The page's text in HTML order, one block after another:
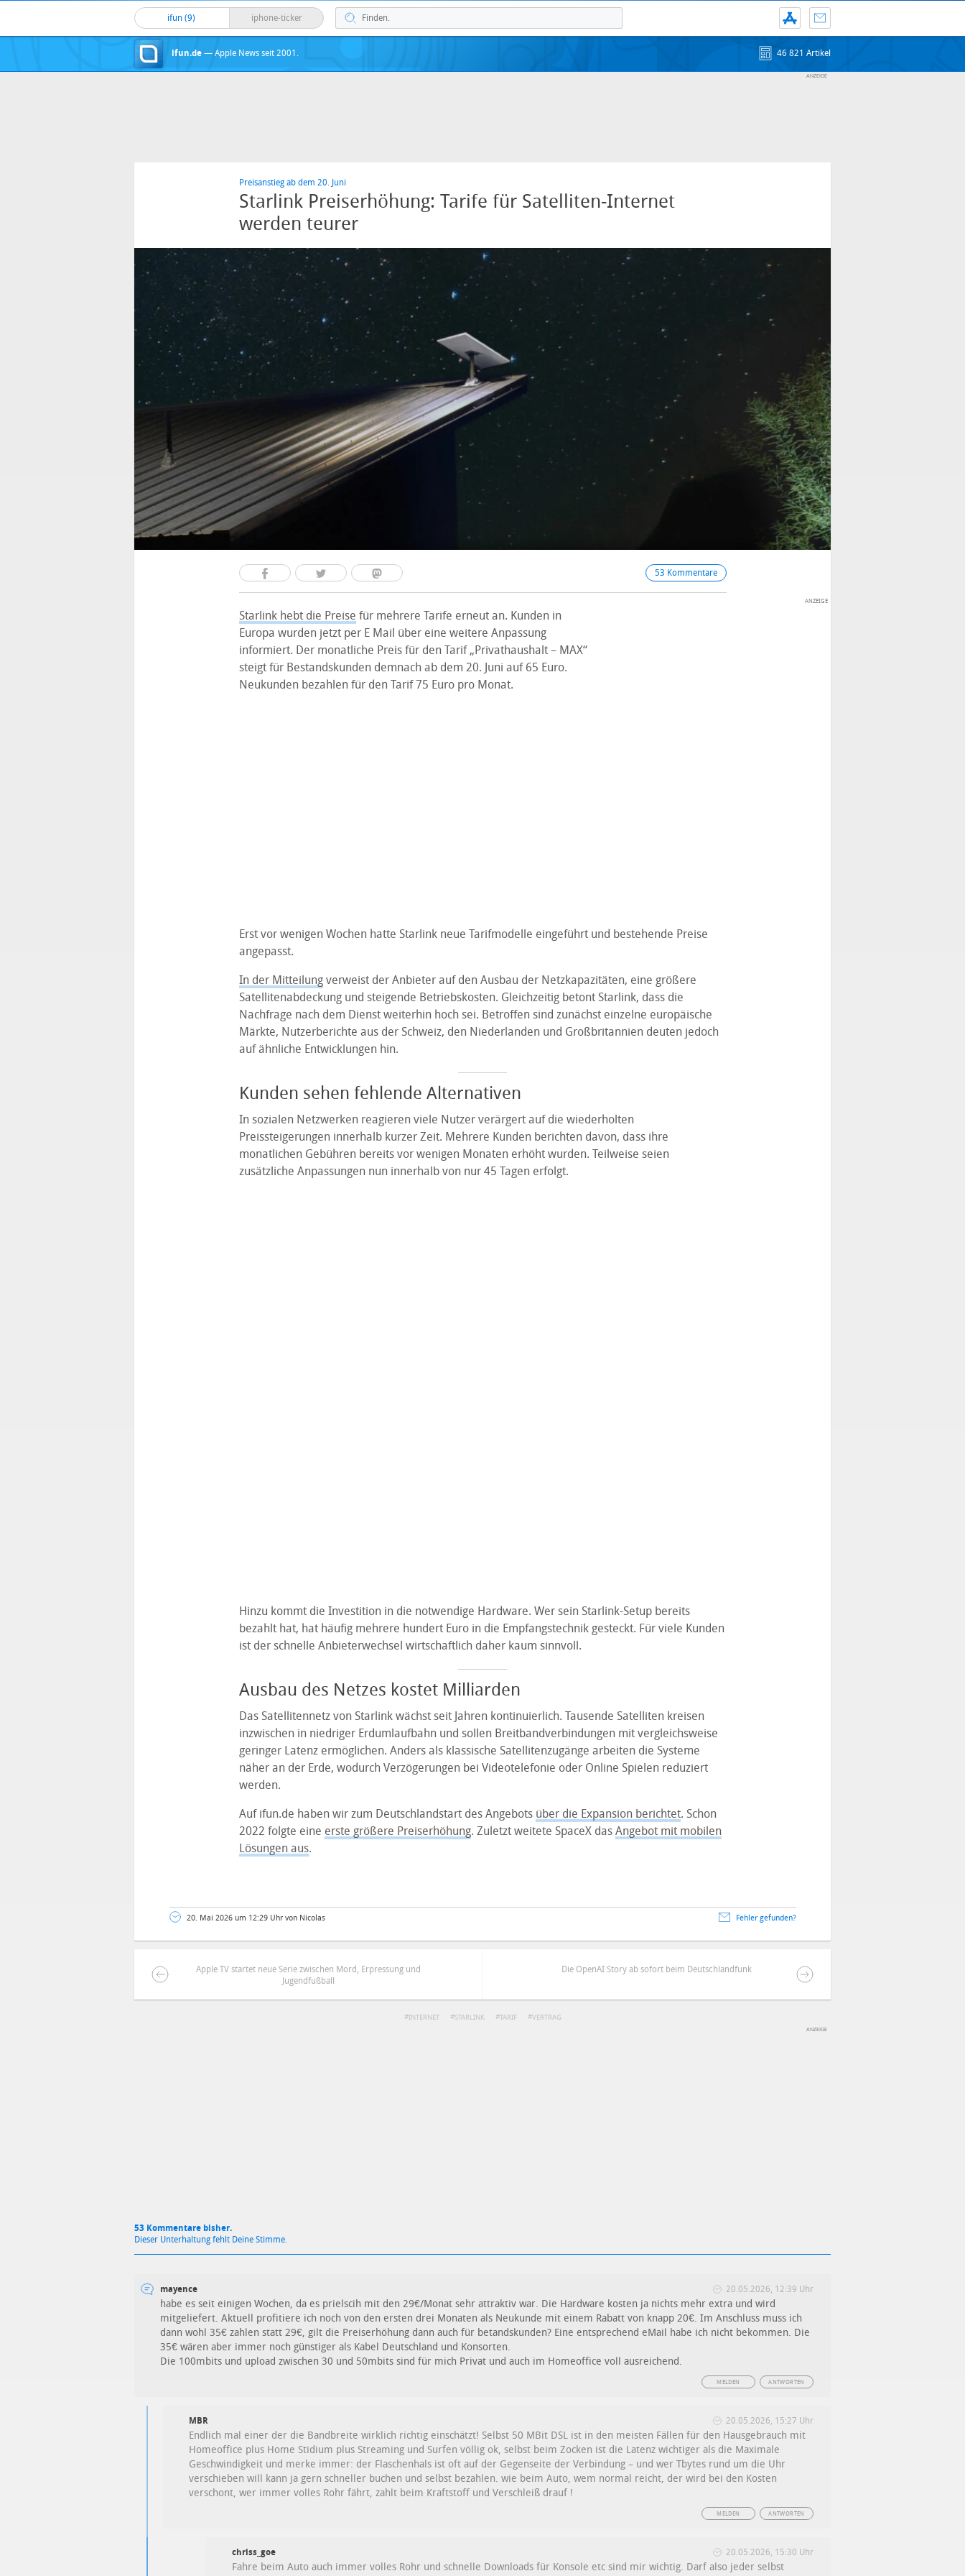
ifun (9) iphone-ticker
ifun.de — Apple News seit 2001. 46 821 Artikel
Preisanstieg ab dem 20. Juni
Starlink Preiserhöhung: Tarife für Satelliten-Internet
werden teurer
53 Kommentare
Starlink hebt die Preise für mehrere Tarife erneut an. Kunden in
Europa wurden jetzt per E Mail über eine weitere Anpassung
informiert. Der monatliche Preis für den Tarif „Privathaushalt – MAX“
steigt für Bestandskunden demnach ab dem 20. Juni auf 65 Euro.
Neukunden bezahlen für den Tarif 75 Euro pro Monat.
Erst vor wenigen Wochen hatte Starlink neue Tarifmodelle eingeführt und bestehende Preise
angepasst.
In der Mitteilungverweist der Anbieter auf den Ausbau der Netzkapazitäten, eine größere
Satellitenabdeckung und steigende Betriebskosten. Gleichzeitig betont Starlink, dass die
Nachfrage nach dem Dienst weiterhin hoch sei. Betroffen sind zunächst einzelne europäische
Märkte, Nutzerberichte aus der Schweiz, den Niederlanden und Großbritannien deuten jedoch
auf ähnliche Entwicklungen hin.
Kunden sehen fehlende Alternativen
In sozialen Netzwerken reagieren viele Nutzer verärgert auf die wiederholten
Preissteigerungen innerhalb kurzer Zeit. Mehrere Kunden berichten davon, dass ihre
monatlichen Gebühren bereits vor wenigen Monaten erhöht wurden. Teilweise seien
zusätzliche Anpassungen nun innerhalb von nur 45 Tagen erfolgt.
Hinzu kommt die Investition in die notwendige Hardware. Wer sein Starlink-Setup bereits
bezahlt hat, hat häufig mehrere hundert Euro in die Empfangstechnik gesteckt. Für viele Kunden
ist der schnelle Anbieterwechsel wirtschaftlich daher kaum sinnvoll.
Ausbau des Netzes kostet Milliarden
Das Satellitennetz von Starlink wächst seit Jahren kontinuierlich. Tausende Satelliten kreisen
inzwischen in niedriger Erdumlaufbahn und sollen Breitbandverbindungen mit vergleichsweise
geringer Latenz ermöglichen. Anders als klassische Satellitenzugänge arbeiten die Systeme
näher an der Erde, wodurch Verzögerungen bei Videotelefonie oder Online Spielen reduziert
werden.
Auf ifun.de haben wir zum Deutschlandstart des Angebots über die Expansion berichtet. Schon
2022 folgte eine erste größere Preiserhöhung. Zuletzt weitete SpaceX das Angebot mit mobilen
Lösungen aus.
20. Mai 2026 um 12:29 Uhr von Nicolas Fehler gefunden?
DEINE ANMERKUNG ZUM ARTIKEL
Apple TV startet neue Serie zwischen Mord, Erpressung und
Jugendfußball
Die OpenAI Story ab sofort beim Deutschlandfunk
INTERNET STARLINK TARIF VERTRAG
53 Kommentare bisher.
Dieser Unterhaltung fehlt Deine Stimme.
mayence 20.05.2026, 12:39 Uhr
habe es seit einigen Wochen, da es prielscih mit den 29€/Monat sehr attraktiv war. Die Hardware kosten ja nichts mehr extra und wird
mitgeliefert. Aktuell profitiere ich noch von den ersten drei Monaten als Neukunde mit einem Rabatt von knapp 20€. Im Anschluss muss ich
dann wohl 35€ zahlen statt 29€, gilt die Preiserhöhung dann auch für betandskunden? Eine entsprechend eMail habe ich nicht bekommen. Die
35€ wären aber immer noch günstiger als Kabel Deutschland und Konsorten.
Die 100mbits und upload zwischen 30 und 50mbits sind für mich Privat und auch im Homeoffice voll ausreichend.
ANTWORTEN
MELDEN
MBR 20.05.2026, 15:27 Uhr
Endlich mal einer der die Bandbreite wirklich richtig einschätzt! Selbst 50 MBit DSL ist in den meisten Fällen für den Hausgebrauch mit
Homeoffice plus Home Stidium plus Streaming und Surfen völlig ok, selbst beim Zocken ist die Latenz wichtiger als die Maximale
Geschwindigkeit und merke immer: der Flaschenhals ist oft auf der Gegenseite der Verbindung – und wer Tbytes rund um die Uhr
verschieben will kann ja gern schneller buchen und selbst bezahlen. wie beim Auto, wem normal reicht, der wird bei den Kosten
verschont, wer immer volles Rohr fährt, zahlt beim Kraftstoff und Verschleiß drauf !
ANTWORTEN
MELDEN
chriss_goe 20.05.2026, 15:30 Uhr
Fahre beim Auto auch immer volles Rohr und schnelle Downloads für Konsole etc sind mir wichtig. Darf also jeder selbst